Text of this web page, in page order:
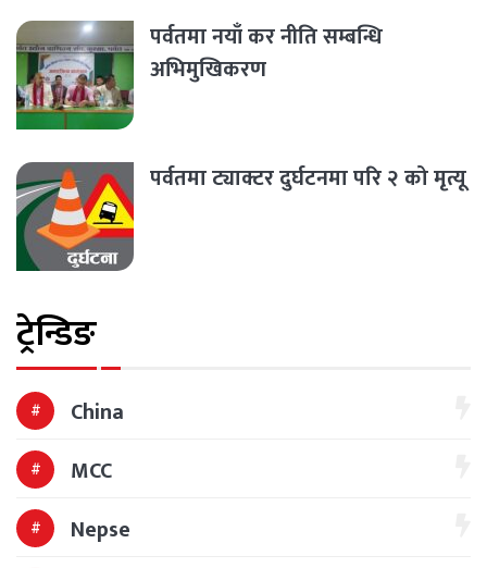
पर्वतमा नयाँ कर नीति सम्बन्धि
अभिमुखिकरण
पर्वतमा ट्याक्टर दुर्घटनमा परि २ को मृत्यू
ट्रेन्डिङ
China
MCC
Nepse